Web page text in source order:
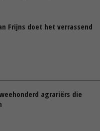
Frijns doet het verrassend
agrariërs die